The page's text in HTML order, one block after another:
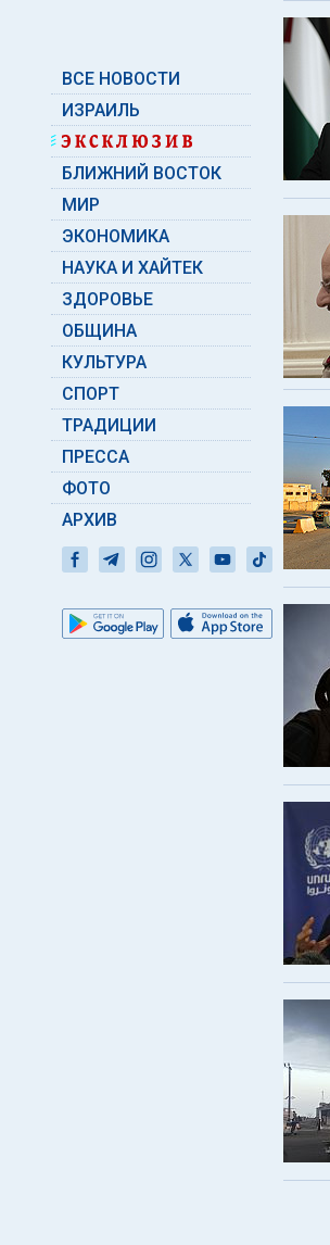
ВСЕ НОВОСТИ
ИЗРАИЛЬ
БЛИЖНИЙ ВОСТОК
МИР
ЭКОНОМИКА
НАУКА И ХАЙТЕК
ЗДОРОВЬЕ
ОБЩИНА
КУЛЬТУРА
СПОРТ
ТРАДИЦИИ
ПРЕССА
ФОТО
АРХИВ